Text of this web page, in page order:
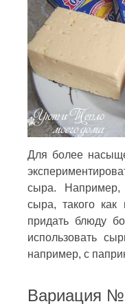
Для более
сыра. Например,
сыра, такого
придать блюду
использовать
например, с
Вариация